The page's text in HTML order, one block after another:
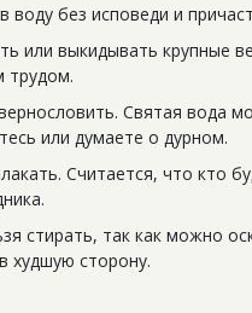
воду без исповеди и
или выкидывать крупные
трудом.
Святая вода
или думаете о дурном.
Считается, что кто
стирать, так как можно
худшую сторону.